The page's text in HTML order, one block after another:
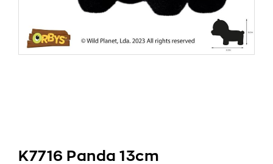
K7716 Panda 13cm